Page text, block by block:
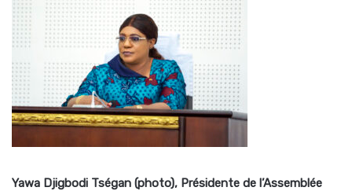
Yawa Djigbodi Tségan (photo), Présidente de l’Assemblée